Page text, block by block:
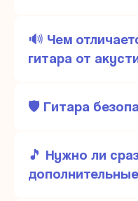
🔊 Чем
гитара от
🛡️ Гитара
🎵 Нужно ли